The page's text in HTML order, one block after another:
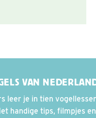
VAN
leer je in tien
handige tips, filmpjes en